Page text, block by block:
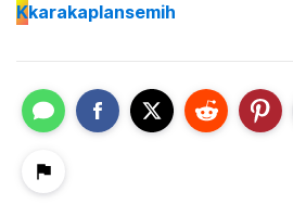
Kkarakaplansemih